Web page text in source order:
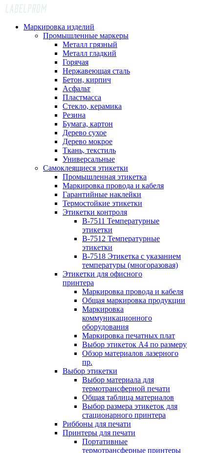
Маркировка изделий
Промышленные маркеры
Металл грязный
Металл гладкий
Горячая
Нержавеющая сталь
Бетон, кирпич
Асфальт
Пластмасса
Стекло, керамика
Резина
Бумага, картон
Дерево сухое
Дерево мокрое
Ткань, текстиль
Универсальные
Самоклеящиеся этикетки
Промышленная этикетка
Маркировка провода и кабеля
Гарантийные наклейки
Термостойкие этикетки
Этикетки контроля
B-7511 Температурные
этикетки
B-7512 Температурные
этикетки
B-7518 Этикетка с указанием
температуры (многоразовая)
Этикетки для офисного
принтера
Маркировка провода и кабеля
Общая маркировка продукции
Маркировка
коммуникационного
оборудования
Маркировка печатных плат
Выбор этикеток А4 по размеру
Обзор материалов лазерного
пр.
Выбор этикетки
Выбор материала для
термотрансферной печати
Общая таблица материалов
Выбор размера этикеток для
стационарного принтера
Риббоны для печати
Принтеры для печати
Портативные
термотрансферные принтеры